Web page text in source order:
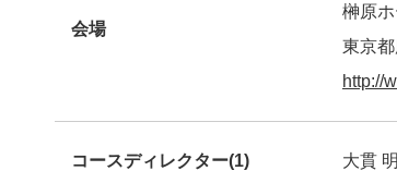
会場
榊原
東京
http://
コースディレクター(1) 大貫